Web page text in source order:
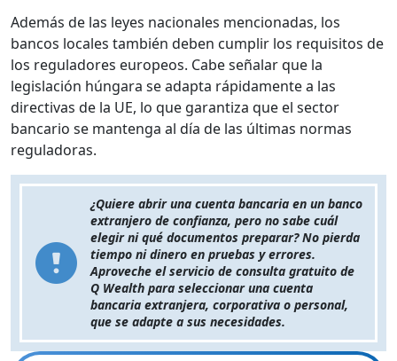
Además de las leyes nacionales mencionadas, los
bancos locales también deben cumplir los requisitos de
los reguladores europeos. Cabe señalar que la
legislación húngara se adapta rápidamente a las
directivas de la UE, lo que garantiza que el sector
bancario se mantenga al día de las últimas normas
reguladoras.
¿Quiere abrir una cuenta bancaria en un banco
extranjero de confianza, pero no sabe cuál
elegir ni qué documentos preparar? No pierda
tiempo ni dinero en pruebas y errores.
Aproveche el servicio de consulta gratuito de
Q Wealth para seleccionar una cuenta
bancaria extranjera, corporativa o personal,
que se adapte a sus necesidades.